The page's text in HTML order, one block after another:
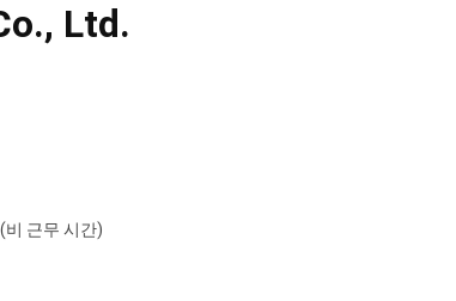
Ltd.
근무 시간)